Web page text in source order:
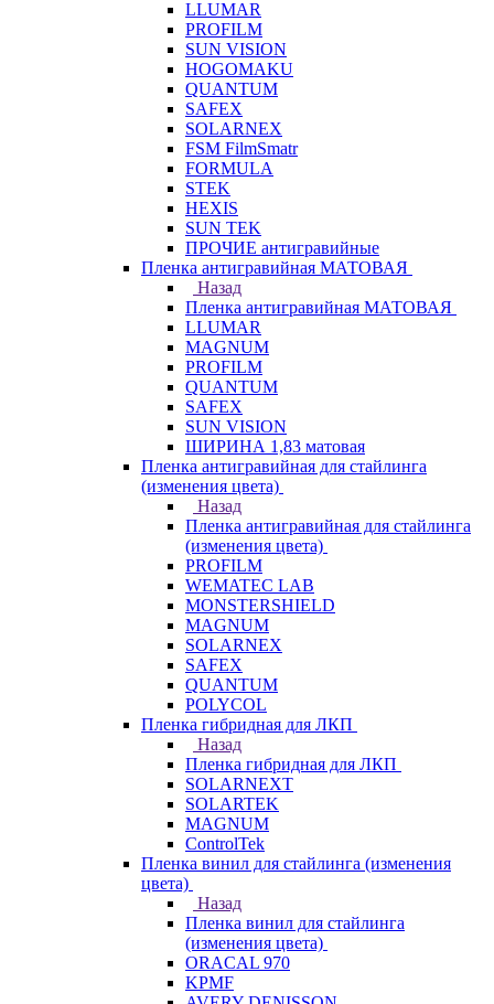
LLUMAR
PROFILM
SUN VISION
HOGOMAKU
QUANTUM
SAFEX
SOLARNEX
FSM FilmSmatr
FORMULA
STEK
HEXIS
SUN TEK
ПРОЧИЕ антигравийные
Пленка антигравийная МАТОВАЯ
Назад
Пленка антигравийная МАТОВАЯ
LLUMAR
MAGNUM
PROFILM
QUANTUM
SAFEX
SUN VISION
ШИРИНА 1,83 матовая
Пленка антигравийная для стайлинга
(изменения цвета)
Назад
Пленка антигравийная для стайлинга
(изменения цвета)
PROFILM
WEMATEC LAB
MONSTERSHIELD
MAGNUM
SOLARNEX
SAFEX
QUANTUM
POLYCOL
Пленка гибридная для ЛКП
Назад
Пленка гибридная для ЛКП
SOLARNEXT
SOLARTEK
MAGNUM
ControlTek
Пленка винил для стайлинга (изменения
цвета)
Назад
Пленка винил для стайлинга
(изменения цвета)
ORACAL 970
KPMF